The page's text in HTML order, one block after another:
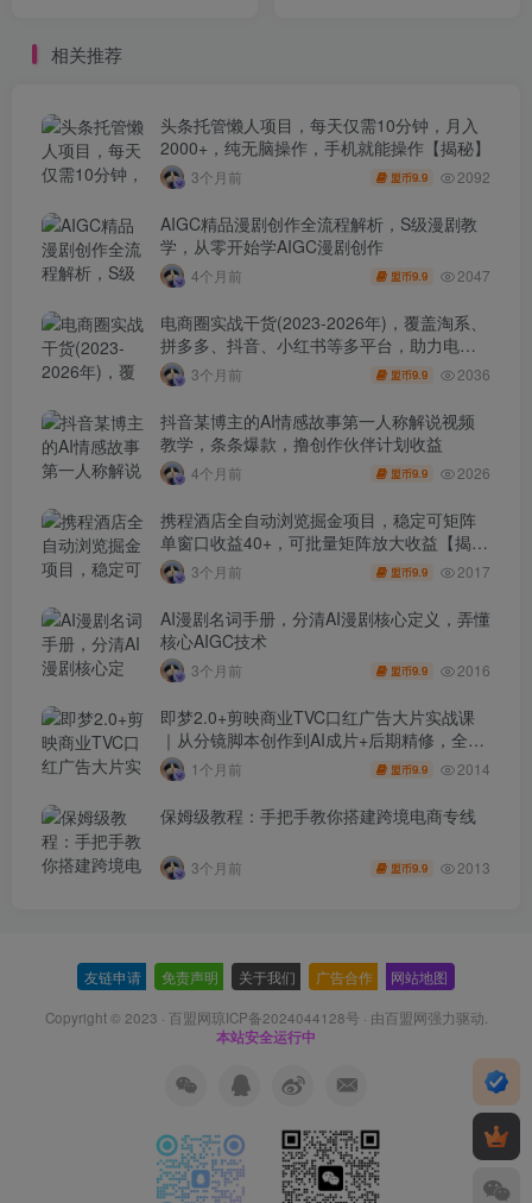
相关推荐
头条托管懒人项目，每天仅需10分钟，月入
2000+，纯无脑操作，手机就能操作【揭秘】
3个月前 盟币9.9 2092
AIGC精品漫剧创作全流程解析，S级漫剧教
学，从零开始学AIGC漫剧创作
4个月前 盟币9.9 2047
电商圈实战干货(2023-2026年)，覆盖淘系、
拼多多、抖音、小红书等多平台，助力电商
人避开坑、提效率、稳盈利(更新4月)
3个月前 盟币9.9 2036
抖音某博主的AI情感故事第一人称解说视频
教学，条条爆款，撸创作伙伴计划收益
4个月前 盟币9.9 2026
携程酒店全自动浏览掘金项目，稳定可矩阵
单窗口收益40+，可批量矩阵放大收益【揭
秘】3个月前 盟币9.9 2017
AI漫剧名词手册，分清AI漫剧核心定义，弄懂
核心AIGC技术
3个月前 盟币9.9 2016
即梦2.0+剪映商业TVC口红广告大片实战课
｜从分镜脚本创作到AI成片+后期精修，全流
程打造品牌级产品广告
1个月前 盟币9.9 2014
保姆级教程：手把手教你搭建跨境电商专线
3个月前 盟币9.9 2013
友链申请 免责声明 关于我们 广告合作 网站地图
Copyright © 2023 · 百盟网琼ICP备2024044128号 · 由百盟网强力驱动.
本站安全运行中